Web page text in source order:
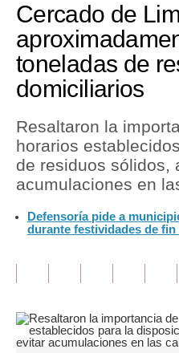
Economía
Mercados
Perú
Política
Tu Dinero
Finanzas Personales
Inmobiliarias
Opinión
Editorial
Pregunta de hoy
Cercado de
toneladas de
domiciliarios
Resaltaron la
horarios
de residuos sólidos,
acumulaciones en
Defensoría pide a
durante festividades de fin